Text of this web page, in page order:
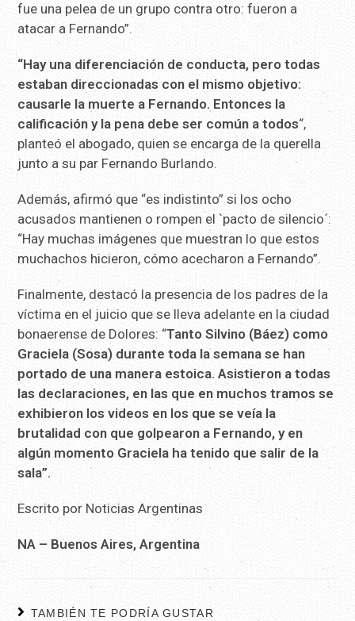
fue una pelea de un grupo contra otro: fueron a
atacar a Fernando”.
“Hay una diferenciación de conducta, pero todas
estaban direccionadas con el mismo objetivo:
causarle la muerte a Fernando. Entonces la
calificación y la pena debe ser común a todos“,
planteó el abogado, quien se encarga de la querella
junto a su par Fernando Burlando.
Además, afirmó que “es indistinto” si los ocho
acusados mantienen o rompen el `pacto de silencio´:
“Hay muchas imágenes que muestran lo que estos
muchachos hicieron, cómo acecharon a Fernando”.
Finalmente, destacó la presencia de los padres de la
víctima en el juicio que se lleva adelante en la ciudad
bonaerense de Dolores: “Tanto Silvino (Báez) como
Graciela (Sosa) durante toda la semana se han
portado de una manera estoica. Asistieron a todas
las declaraciones, en las que en muchos tramos se
exhibieron los videos en los que se veía la
brutalidad con que golpearon a Fernando, y en
algún momento Graciela ha tenido que salir de la
sala”.
Escrito por Noticias Argentinas
NA – Buenos Aires, Argentina
TAMBIÉN TE PODRÍA GUSTAR